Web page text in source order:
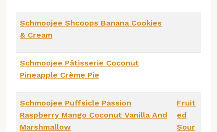
Schmoojee Shcoops Banana Cookies
& Cream
Schmoojee Pâtisserie Coconut
Pineapple Crème Pie
Schmoojee Puffsicle Passion
Raspberry Mango Coconut Vanilla And
Marshmallow
Fruit
ed
Sour